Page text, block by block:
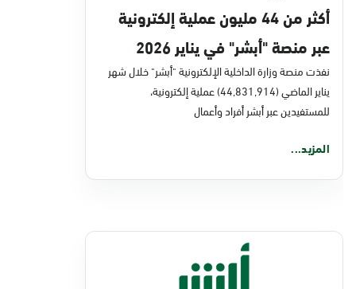
أكثر من 44 مليون عملية إلكترونية
عبر منصة "أبشر" في يناير 2026
نفذت منصة وزارة الداخلية الإلكترونية "أبشر" خلال شهر
يناير الماضي (44,831,914) عملية إلكترونية،
للمستفيدين عبر أبشر أفراد وأعمال
المزيد...